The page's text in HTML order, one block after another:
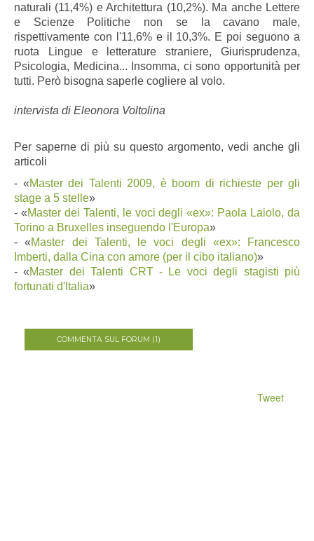
naturali (11,4%) e Architettura (10,2%). Ma anche Lettere
e Scienze Politiche non se la cavano male,
rispettivamente con l'11,6% e il 10,3%. E poi seguono a
ruota Lingue e letterature straniere, Giurisprudenza,
Psicologia, Medicina... Insomma, ci sono opportunità per
tutti. Però bisogna saperle cogliere al volo.
intervista di Eleonora Voltolina
Per saperne di più su questo argomento, vedi anche gli
articoli
- «Master dei Talenti 2009, è boom di richieste per gli
stage a 5 stelle»
- «Master dei Talenti, le voci degli «ex»: Paola Laiolo, da
Torino a Bruxelles inseguendo l'Europa»
- «Master dei Talenti, le voci degli «ex»: Francesco
Imberti, dalla Cina con amore (per il cibo italiano)»
-«Master dei Talenti CRT - Le voci degli stagisti più
fortunati d'Italia»
COMMENTA SUL FORUM (1)
Tweet